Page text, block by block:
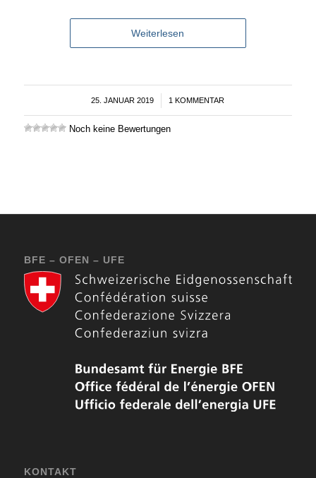
Weiterlesen
25. JANUAR 2019
/ 1 KOMMENTAR
Noch keine Bewertungen
BFE – OFEN – UFE
KONTAKT